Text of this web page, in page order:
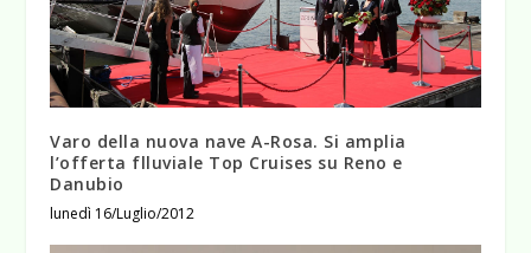
Varo della nuova nave A-Rosa. Si amplia
l’offerta flluviale Top Cruises su Reno e
Danubio
lunedì 16/Luglio/2012